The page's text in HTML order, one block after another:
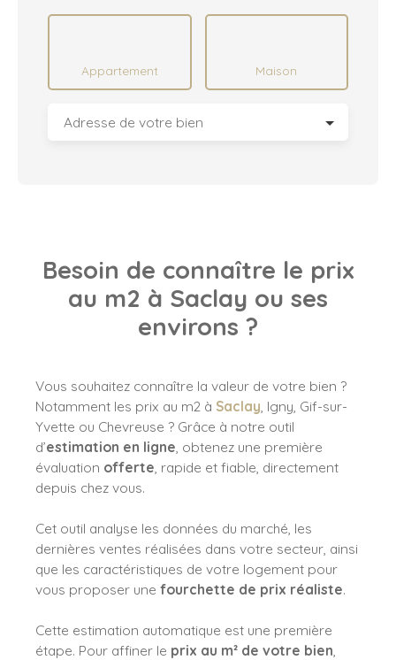
Appartement Maison
Adresse de votre bien
Besoin de connaître le prix
au m2 à Saclay ou ses
environs ?
Vous souhaitez connaître la valeur de votre bien ?
Notamment les prix au m2 à Saclay , Igny, Gif-sur-
Yvette ou Chevreuse ? Grâce à notre outil
d’estimation en ligne , obtenez une première
évaluation offerte , rapide et fiable, directement
depuis chez vous.
Cet outil analyse les données du marché, les
dernières ventes réalisées dans votre secteur, ainsi
que les caractéristiques de votre logement pour
vous proposer une fourchette de prix réaliste.
Cette estimation automatique est une première
étape. Pour affiner le prix au m² de votre bien